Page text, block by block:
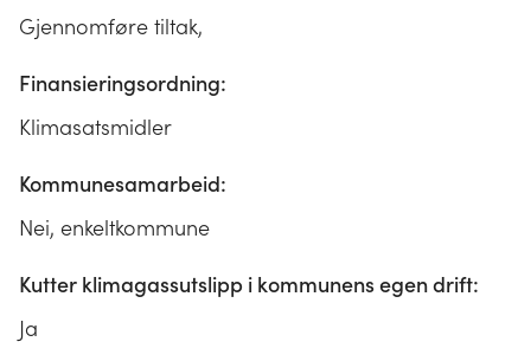
Gjennomføre tiltak,
Finansieringsordning:
Klimasatsmidler
Kommunesamarbeid:
Nei, enkeltkommune
Kutter klimagassutslipp i kommunens egen drift:
Ja